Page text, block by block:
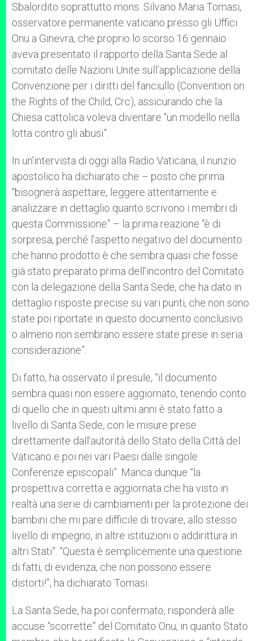
Sbalordito soprattutto mons. Silvano Maria Tomasi,
osservatore permanente vaticano presso gli Uffici
Onu a Ginevra, che proprio lo scorso 16 gennaio
aveva presentato il rapporto della Santa Sede al
comitato delle Nazioni Unite sull’applicazione della
Convenzione per i diritti del fanciullo (Convention on
the Rights of the Child, Crc), assicurando che la
Chiesa cattolica voleva diventare “un modello nella
lotta contro gli abusi”.
In un’intervista di oggi alla Radio Vaticana, il nunzio
apostolico ha dichiarato che – posto che prima
“bisognerà aspettare, leggere attentamente e
analizzare in dettaglio quanto scrivono i membri di
questa Commissione” – la prima reazione “è di
sorpresa, perché l’aspetto negativo del documento
che hanno prodotto è che sembra quasi che fosse
già stato preparato prima dell’incontro del Comitato
con la delegazione della Santa Sede, che ha dato in
dettaglio risposte precise su vari punti, che non sono
state poi riportate in questo documento conclusivo
o almeno non sembrano essere state prese in seria
considerazione”.
Di fatto, ha osservato il presule, “il documento
sembra quasi non essere aggiornato, tenendo conto
di quello che in questi ultimi anni è stato fatto a
livello di Santa Sede, con le misure prese
direttamente dall’autorità dello Stato della Città del
Vaticano e poi nei vari Paesi dalle singole
Conferenze episcopali”. Manca dunque “la
prospettiva corretta e aggiornata che ha visto in
realtà una serie di cambiamenti per la protezione dei
bambini che mi pare difficile di trovare, allo stesso
livello di impegno, in altre istituzioni o addirittura in
altri Stati”. “Questa è semplicemente una questione
di fatti, di evidenza, che non possono essere
distorti!”, ha dichiarato Tomasi.
La Santa Sede, ha poi confermato, risponderà alle
accuse “scorrette” del Comitato Onu, in quanto Stato